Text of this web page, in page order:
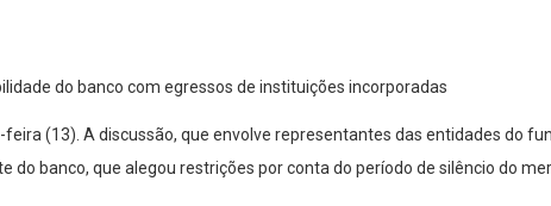
do banco com egressos de instituições incorporadas
(13). A discussão, que envolve representantes das entidades do
banco, que alegou restrições por conta do período de silêncio do